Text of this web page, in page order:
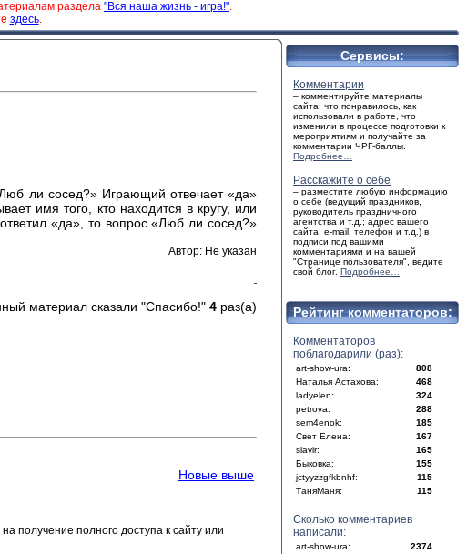
раздела "Вся наша жизнь - игра!".
здесь.
ли сосед?» Играющий отвечает «да»
имя того, кто находится в кругу, или
«да», то вопрос «Люб ли сосед?»
Автор: Не указан
материал сказали "Спасибо!" 4 раз(а)
Новые выше
получение полного доступа к сайту или
Сервисы:
Комментарии
– комментируйте материалы
сайта: что понравилось, как
использовали в работе, что
изменили в процессе подготовки к
мероприятиям и получайте за
комментарии ЧРГ-баллы.
Подробнее…
Расскажите о себе
– разместите любую информацию
о себе (ведущий праздников,
руководитель праздничного
агентства и т.д.; адрес вашего
сайта, e-mail, телефон и т.д.) в
подписи под вашими
комментариями и на вашей
"Странице пользователя", ведите
свой блог. Подробнее…
Рейтинг комментаторов:
Комментаторов
поблагодарили (раз):
art-show-ura:
808
Наталья Астахова:
468
ladyelen:
324
petrova:
288
sem4enok:
185
Свет Елена:
167
slavir:
165
Быковка:
155
jctyyzzgfkbnhf:
115
ТаняМаня:
115
Сколько комментариев
написали:
art-show-ura:
2374